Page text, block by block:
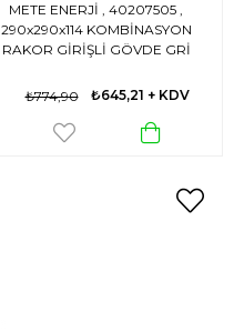
METE ENERJİ , 40207505 ,
290x290x114 KOMBİNASYON
RAKOR GİRİŞLİ GÖVDE GRİ
₺645,21 + KDV
₺774,90